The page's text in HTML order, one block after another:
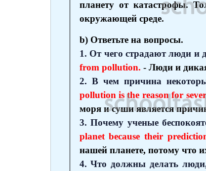
планету от катастрофы.
окружающей среде.
b) Ответьте на вопросы.
1. От чего страдают люди и
from pollution. - Люди и
2. В чем причина
pollution is the reason for
моря и суши является
3. Почему ученые
planet because their
нашей планете, потому что
4. Что должны делать